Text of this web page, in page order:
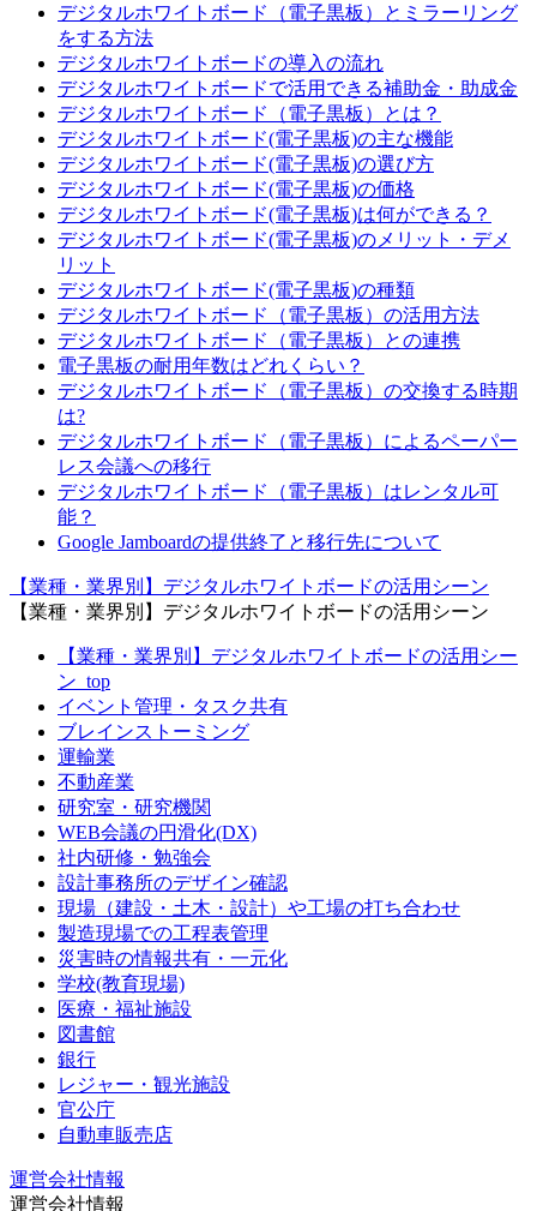
デジタルホワイトボード（電子黒板）とミラーリング
をする方法
デジタルホワイトボードの導入の流れ
デジタルホワイトボードで活用できる補助金・助成金
デジタルホワイトボード（電子黒板）とは？
デジタルホワイトボード(電子黒板)の主な機能
デジタルホワイトボード(電子黒板)の選び方
デジタルホワイトボード(電子黒板)の価格
デジタルホワイトボード(電子黒板)は何ができる？
デジタルホワイトボード(電子黒板)のメリット・デメ
リット
デジタルホワイトボード(電子黒板)の種類
デジタルホワイトボード（電子黒板）の活用方法
デジタルホワイトボード（電子黒板）との連携
電子黒板の耐用年数はどれくらい？
デジタルホワイトボード（電子黒板）の交換する時期
は?
デジタルホワイトボード（電子黒板）によるペーパー
レス会議への移行
デジタルホワイトボード（電子黒板）はレンタル可
能？
Google Jamboardの提供終了と移行先について
【業種・業界別】デジタルホワイトボードの活用シーン
【業種・業界別】デジタルホワイトボードの活用シーン
【業種・業界別】デジタルホワイトボードの活用シー
ン_top
イベント管理・タスク共有
ブレインストーミング
運輸業
不動産業
研究室・研究機関
WEB会議の円滑化(DX)
社内研修・勉強会
設計事務所のデザイン確認
現場（建設・土木・設計）や工場の打ち合わせ
製造現場での工程表管理
災害時の情報共有・一元化
学校(教育現場)
医療・福祉施設
図書館
銀行
レジャー・観光施設
官公庁
自動車販売店
運営会社情報
運営会社情報